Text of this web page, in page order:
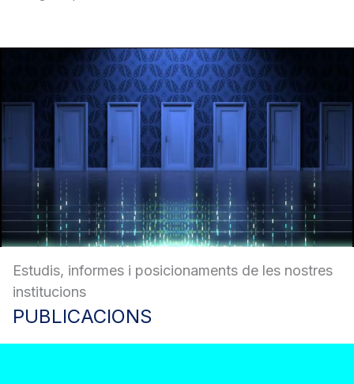
Estudis, informes i posicionaments de les nostres
institucions
PUBLICACIONS